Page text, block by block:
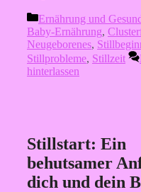
Kategorien
Ernährung und
Baby-Ernährung,
Neugeborenes,
Stillprobleme, Stillzeit
hinterlassen
Stillstart: Ein
behutsamer
dich und dein